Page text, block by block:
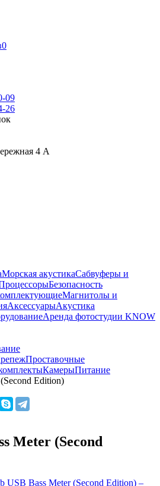
0
09
26
4 А
Морская акустикаСабвуферы и
Безопасность
Магнитолы и
АксессуарыАкустика
Аренда фотостудии KNOW
Проставочные
КамерыПитание
Edition)
Meter (Second